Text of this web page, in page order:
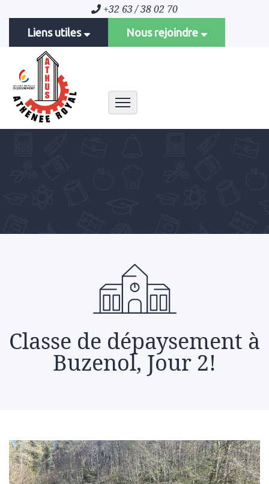
+32 63 / 38 02 70
Liens utiles Nous rejoindre
Toggle navigation
Classe de dépaysement à
Buzenol, Jour 2!